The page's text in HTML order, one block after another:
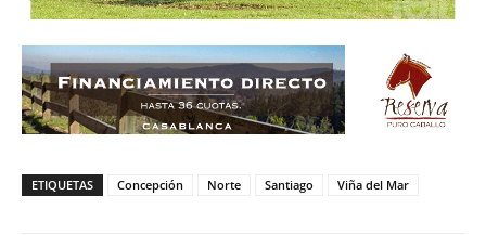
ETIQUETAS Concepción Norte Santiago Viña del Mar